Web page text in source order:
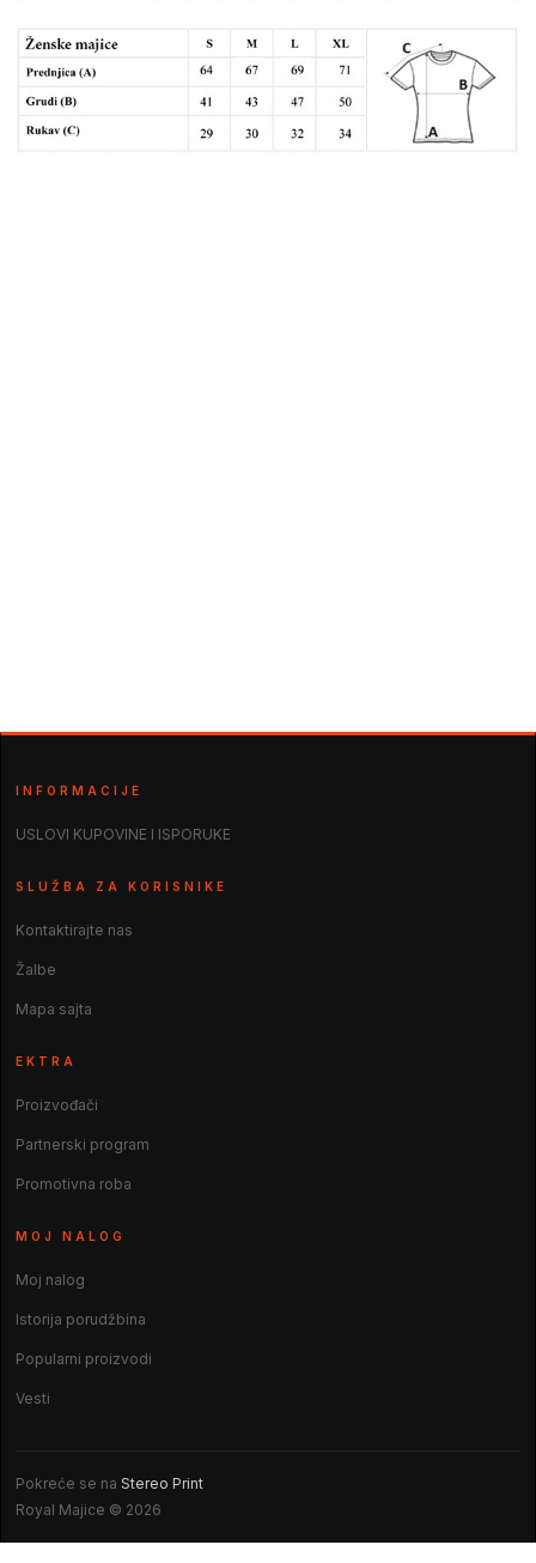
INFORMACIJE
USLOVI KUPOVINE I ISPORUKE
SLUŽBA ZA KORISNIKE
Kontaktirajte nas
Žalbe
Mapa sajta
EKTRA
Proizvođači
Partnerski program
Promotivna roba
MOJ NALOG
Moj nalog
Istorija porudžbina
Popularni proizvodi
Vesti
Pokreće se na Stereo Print
Royal Majice © 2026